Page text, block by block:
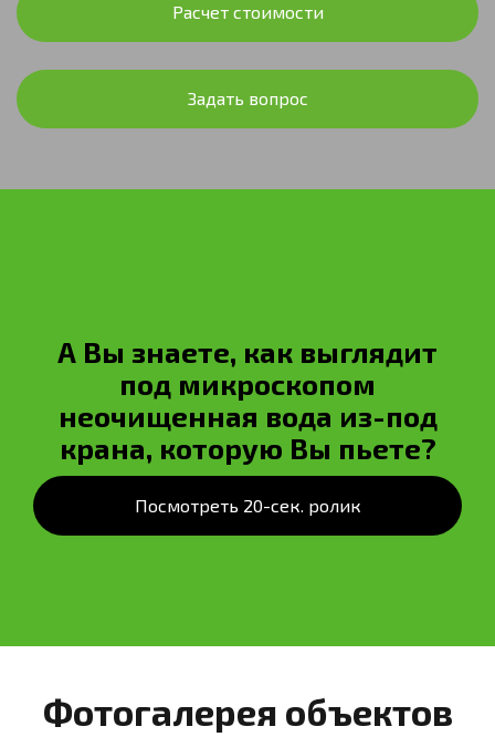
Расчет стоимости
Задать вопрос
А Вы знаете, как выглядит
под микроскопом
неочищенная вода из-под
крана, которую Вы пьете?
Посмотреть 20-сек. ролик
Фотогалерея объектов